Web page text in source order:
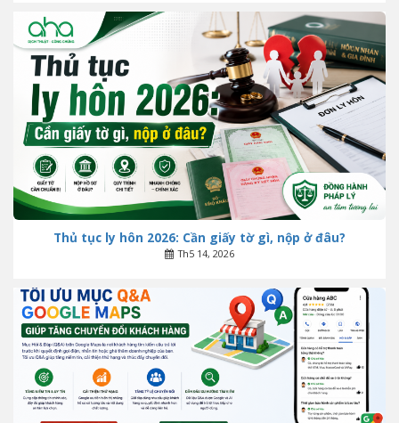
Thủ tục ly hôn 2026: Cần giấy tờ gì, nộp ở đâu?
Th5 14, 2026